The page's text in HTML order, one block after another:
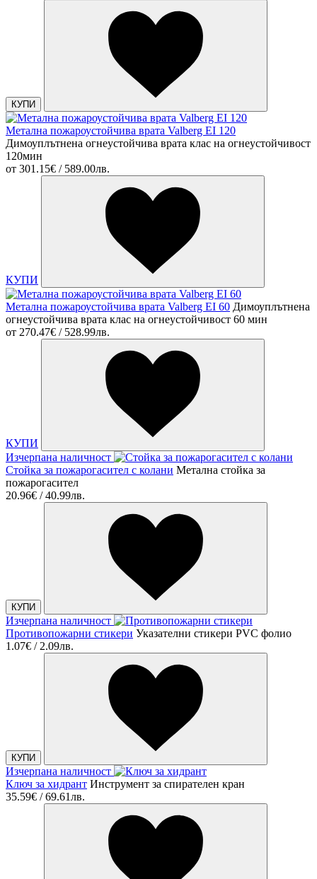
КУПИ
Метална пожароустойчива врата Valberg EI 120
Димоуплътнена огнеустойчива врата клас на огнеустойчивост
120мин
от 301.15€ / 589.00лв.
КУПИ
Метална пожароустойчива врата Valberg EI 60 Димоуплътнена
огнеустойчива врата клас на огнеустойчивост 60 мин
от 270.47€ / 528.99лв.
КУПИ
Изчерпана наличност
Стойка за пожарогасител с колани Метална стойка за
пожарогасител
20.96€ / 40.99лв.
КУПИ
Изчерпана наличност
Противопожарни стикери Указателни стикери PVC фолио
1.07€ / 2.09лв.
КУПИ
Изчерпана наличност
Ключ за хидрант Инструмент за спирателен кран
35.59€ / 69.61лв.